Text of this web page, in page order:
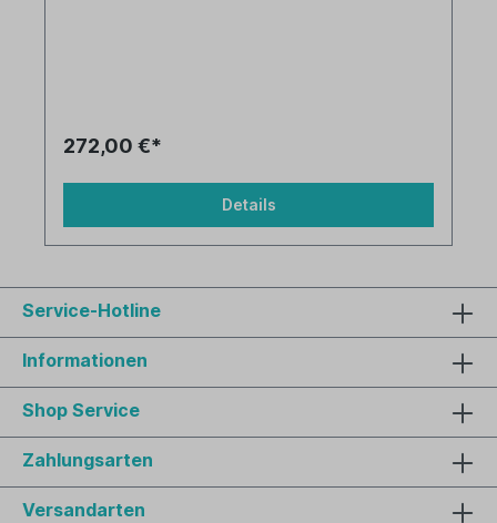
272,00 €*
Details
Service-Hotline
Informationen
Shop Service
Zahlungsarten
Versandarten